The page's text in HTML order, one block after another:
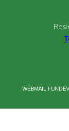
WEBMAIL FUNDEVI